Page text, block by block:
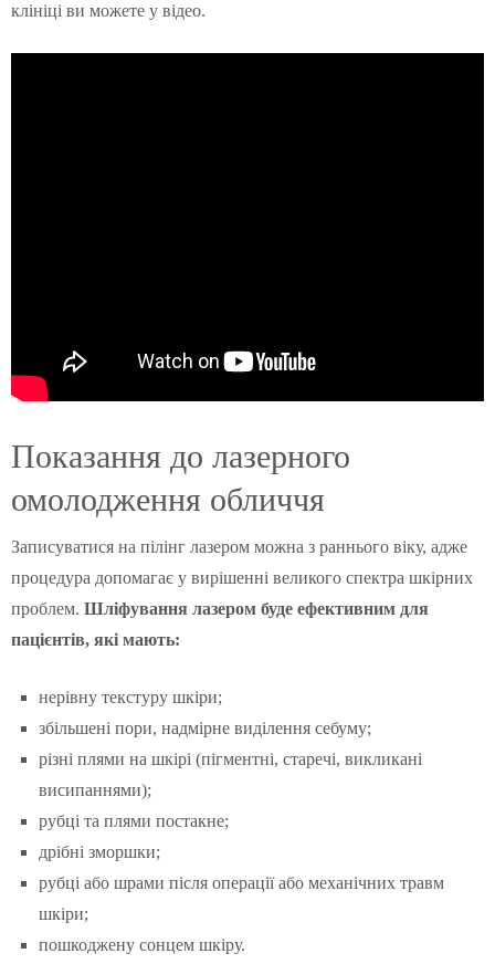
клініці ви можете у відео.
Показання до лазерного
омолодження обличчя
Записуватися на пілінг лазером можна з раннього віку, адже
процедура допомагає у вирішенні великого спектра шкірних
проблем. Шліфування лазером буде ефективним для
пацієнтів, які мають:
нерівну текстуру шкіри;
збільшені пори, надмірне виділення себуму;
різні плями на шкірі (пігментні, старечі, викликані
висипаннями);
рубці та плями постакне;
дрібні зморшки;
рубці або шрами після операції або механічних травм
шкіри;
пошкоджену сонцем шкіру.